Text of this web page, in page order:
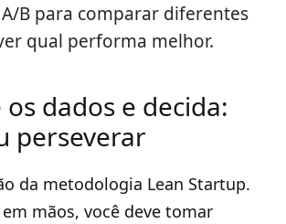
B para comparar diferentes
qual performa melhor.
dados e decida:
perseverar
da metodologia Lean Startup.
mãos, você deve tomar